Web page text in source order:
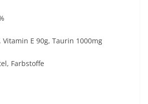
Vitamin E 90g, Taurin 1000mg
Farbstoffe